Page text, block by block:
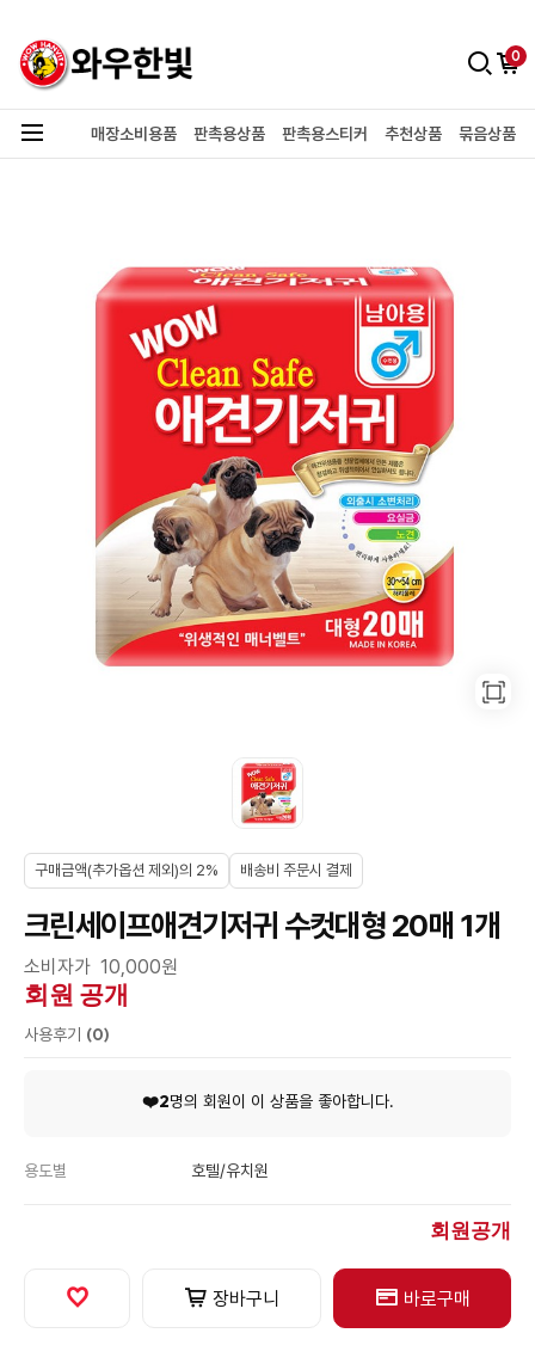
0
매장소비용품 판촉용상품 판촉용스티커 추천상품 묶음상품
구매금액(추가옵션 제외)의 2% 배송비 주문시 결제
크린세이프애견기저귀 수컷대형 20매 1개
소비자가 10,000원
회원 공개
사용후기 (0)
❤️2명의 회원이 이 상품을 좋아합니다.
용도별 호텔/유치원
회원공개
장바구니 바로구매